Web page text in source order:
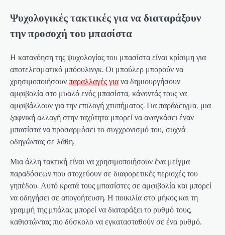
Ψυχολογικές τακτικές για να διαταράξουν
την προσοχή του μπασίστα
Η κατανόηση της ψυχολογίας του μπασίστα είναι κρίσιμη για
αποτελεσματικό μπόουλινγκ. Οι μπούλερ μπορούν να
χρησιμοποιήσουνπαραλλαγές γιανα δημιουργήσουν
αμφιβολία στο μυαλό ενός μπασίστα, κάνοντάς τους να
αμφιβάλλουν για την επιλογή χτυπήματος. Για παράδειγμα, μια
ξαφνική αλλαγή στην ταχύτητα μπορεί να αναγκάσει έναν
μπασίστα να προσαρμόσει το συγχρονισμό του, συχνά
οδηγώντας σε λάθη.
Μια άλλη τακτική είναι να χρησιμοποιήσουν ένα μείγμα
παραδόσεων που στοχεύουν σε διαφορετικές περιοχές του
γηπέδου. Αυτό κρατά τους μπασίστες σε αμφιβολία και μπορεί
να οδηγήσει σε απογοήτευση. Η ποικιλία στο μήκος και τη
γραμμή της μπάλας μπορεί να διαταράξει το ρυθμό τους,
καθιστώντας πιο δύσκολο να εγκατασταθούν σε ένα ρυθμό.